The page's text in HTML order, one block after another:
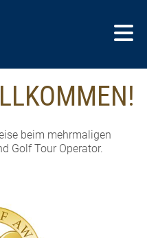
beim mehrmaligen
Golf Tour Operator.